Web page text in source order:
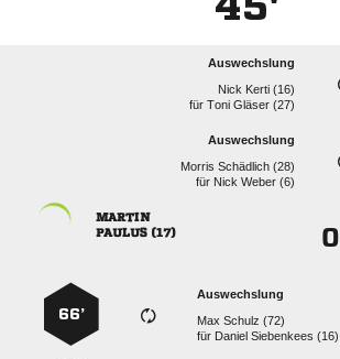
Auswechslung
  
für  
Auswechslung
  
für   


 
Auswechslung
  
für   
66’